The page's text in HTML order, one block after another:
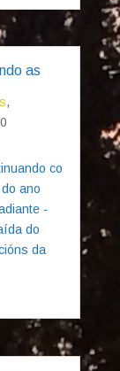
as
,
co
ano
-
do
da